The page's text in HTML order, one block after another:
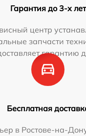
Гарантия до 3-х лет
центр
запчасти
гарантию
Бесплатная
в Ростове-на-